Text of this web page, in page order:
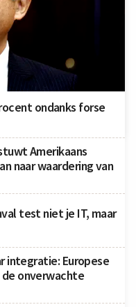
ondanks forse
Amerikaans
naar waardering van
test niet je IT, maar
integratie: Europese
onverwachte